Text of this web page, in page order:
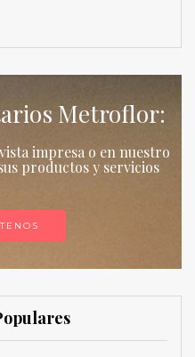
Metroflor:
impresa o en nuestro
productos y servicios